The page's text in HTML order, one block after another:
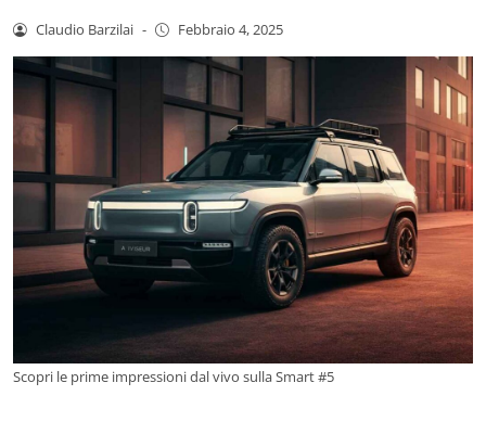
Claudio Barzilai - Febbraio 4, 2025
Scopri le prime impressioni dal vivo sulla Smart #5